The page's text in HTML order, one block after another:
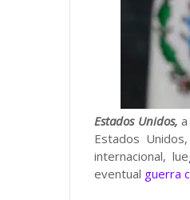
Estados Unidos,
Estados Unidos,
internacional,
eventual guerra